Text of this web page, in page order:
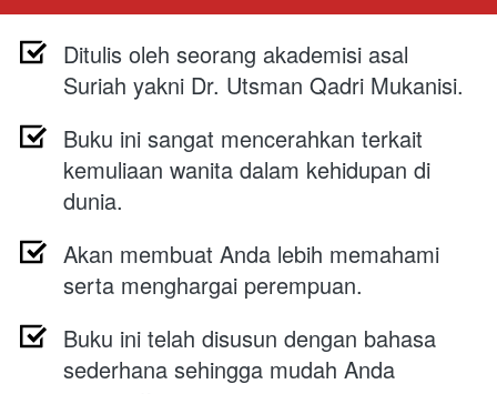
Ditulis oleh seorang akademisi asal
Suriah yakni Dr. Utsman Qadri Mukanisi.
Buku ini sangat mencerahkan terkait
kemuliaan wanita dalam kehidupan di
dunia.
Akan membuat Anda lebih memahami
serta menghargai perempuan.
Buku ini telah disusun dengan bahasa
sederhana sehingga mudah Anda